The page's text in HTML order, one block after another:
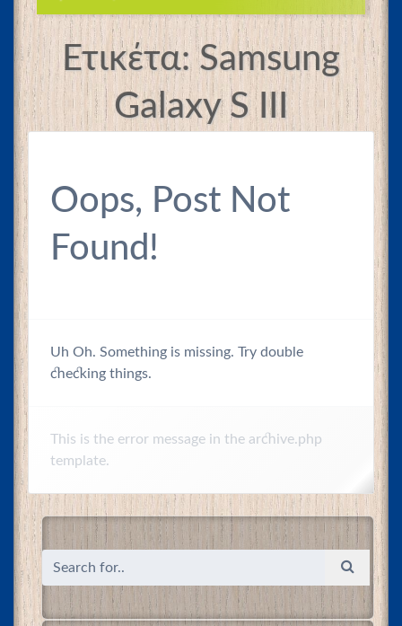
Ετικέτα:Samsung
Galaxy S III
Oops, Post Not
Found!
Uh Oh. Something is missing. Try double
checking things.
This is the error message in the archive.php
template.